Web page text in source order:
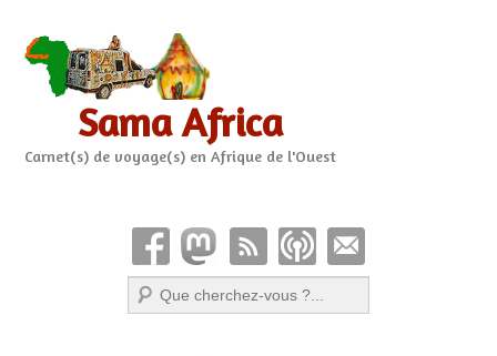
Sama Africa
Carnet(s) de voyage(s) en Afrique de l'Ouest
Recherche